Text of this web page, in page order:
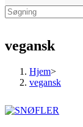
vegansk
Hjem>
vegansk